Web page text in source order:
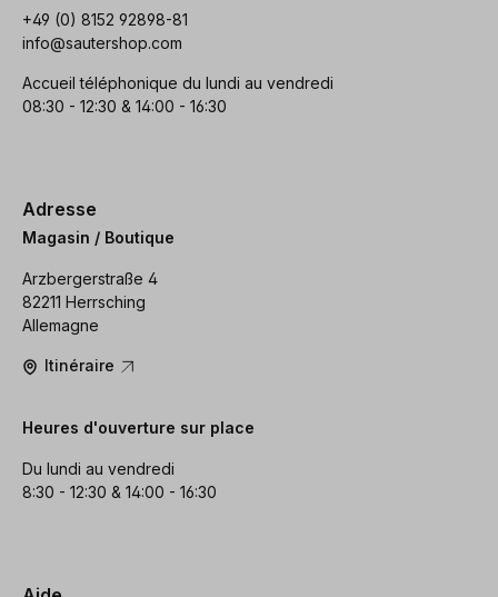
+49 (0) 8152 92898-81
info@sautershop.com
Accueil téléphonique du lundi au vendredi
08:30 - 12:30 & 14:00 - 16:30
Adresse
Magasin / Boutique
Arzbergerstraße 4
82211 Herrsching
Allemagne
Itinéraire
Heures d'ouverture sur place
Du lundi au vendredi
8:30 - 12:30 & 14:00 - 16:30